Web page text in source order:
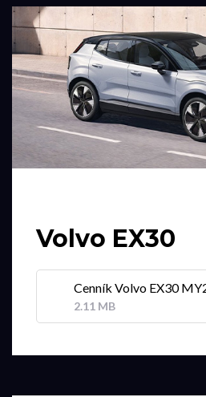
Volvo EX30
Cenník Volvo EX30
2.11 MB